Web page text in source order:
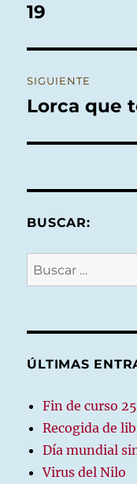
entradas
anterior:
19
SIGUIENTE
Entrada
Lorca que
BUSCAR:
Buscar
por:
ÚLTIMAS
Fin de curso
Recogida de
Día mundial
Virus del Nilo